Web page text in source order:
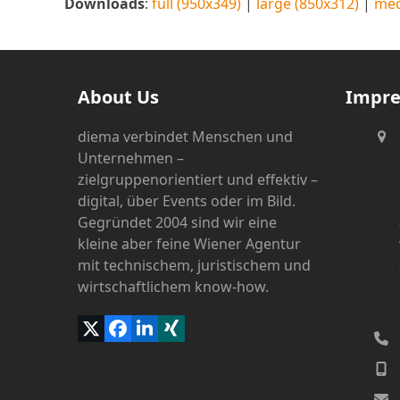
About Us
diema verbindet Menschen und
Unternehmen –
zielgruppenorientiert und effektiv –
digital, über Events oder im Bild.
Gegründet 2004 sind wir eine
kleine aber feine Wiener Agentur
mit technischem, juristischem und
wirtschaftlichem know-how.
Twitter
Facebook
LinkedIn
Xing